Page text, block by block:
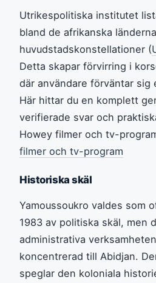
Utrikespolitiska institutet
bland de afrikanska
huvudstadskonstellationer (
Detta skapar förvirring i
där användare förväntar sig
Här hittar du en komplett
verifierade svar och
Howey filmer och tv-
filmer och tv-program
Historiska skäl
Yamoussoukro valdes som
1983 av politiska skäl, men
administrativa
koncentrerad till Abidjan.
speglar den koloniala